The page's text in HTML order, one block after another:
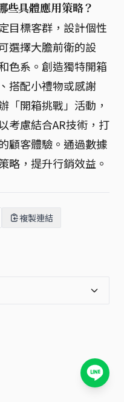
些具體應用策略？
目標客群，設計個性
選擇大膽前衛的設
色系。創造獨特開箱
搭配小禮物或感謝
「開箱挑戰」活動，
考慮結合AR技術，打
顧客體驗。通過數據
略，提升行銷效益。
複製連結